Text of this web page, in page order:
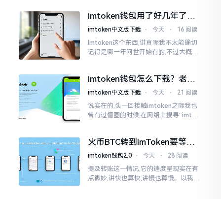
imtoken钱包用了好几年了，
到底多少年了？
imtoken中文版下载 ⋅ 今天 ⋅ 16 阅读
Imtoken这个东西,讲真呢我不太能确切
记得是哪一年问世开始有的,不过大概在
多快要十年的时间了。
imtoken钱包怎么下载？老用
户告诉你靠谱渠道
imtoken中文版下载 ⋅ 今天 ⋅ 21 阅读
说实在的,头一回接触imtoken之际我也
曾有过懵圈的时候,在网络上搜寻“imtok
火币BTC转到imToken要等多
久？过来人说说真实情况
imtoken钱包2.0 ⋅ 今天 ⋅ 28 阅读
提及转账这一情况,它的速度呈现实在有
点微妙,讲快也算快,讲慢也算慢。以我从